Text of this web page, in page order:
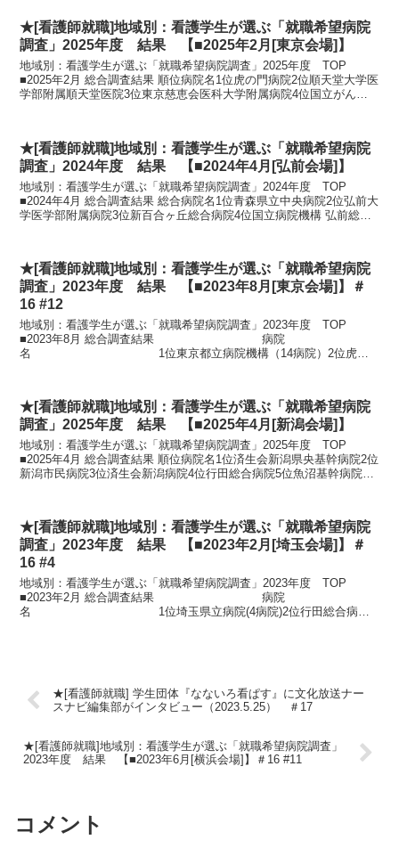
★[看護師就職]地域別：看護学生が選ぶ「就職希望病院
調査」2025年度 結果 【■2025年2月[東京会場]】
地域別：看護学生が選ぶ「就職希望病院調査」2025年度 TOP
■2025年2月 総合調査結果 順位病院名1位虎の門病院2位順天堂大学医
学部附属順天堂医院3位東京慈恵会医科大学附属病院4位国立がん研
★[看護師就職]地域別：看護学生が選ぶ「就職希望病院
調査」2024年度 結果 【■2024年4月[弘前会場]】
地域別：看護学生が選ぶ「就職希望病院調査」2024年度 TOP
■2024年4月 総合調査結果 総合病院名1位青森県立中央病院2位弘前大
学医学部附属病院3位新百合ヶ丘総合病院4位国立病院機構 弘前総合
★[看護師就職]地域別：看護学生が選ぶ「就職希望病院
調査」2023年度 結果 【■2023年8月[東京会場]】＃
16 #12
地域別：看護学生が選ぶ「就職希望病院調査」2023年度 TOP
■2023年8月 総合調査結果 病院
名 1位東京都立病院機構（14病院）2位虎の
★[看護師就職]地域別：看護学生が選ぶ「就職希望病院
調査」2025年度 結果 【■2025年4月[新潟会場]】
地域別：看護学生が選ぶ「就職希望病院調査」2025年度 TOP
■2025年4月 総合調査結果 順位病院名1位済生会新潟県央基幹病院2位
新潟市民病院3位済生会新潟病院4位行田総合病院5位魚沼基幹病院6
★[看護師就職]地域別：看護学生が選ぶ「就職希望病院
調査」2023年度 結果 【■2023年2月[埼玉会場]】＃
16 #4
地域別：看護学生が選ぶ「就職希望病院調査」2023年度 TOP
■2023年2月 総合調査結果 病院
名 1位埼玉県立病院(4病院)2位行田総合病院3
★[看護師就職] 学生団体『なないろ看ぱす』に文化放送ナー
スナビ編集部がインタビュー（2023.5.25） ＃17
★[看護師就職]地域別：看護学生が選ぶ「就職希望病院調査」
2023年度 結果 【■2023年6月[横浜会場]】＃16 #11
コメント